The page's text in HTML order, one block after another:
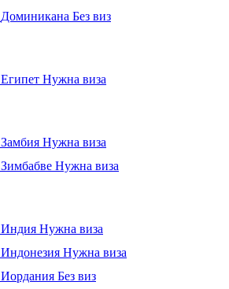
Доминикана Без виз
Египет Нужна виза
Замбия Нужна виза
Зимбабве Нужна виза
Индия Нужна виза
Индонезия Нужна виза
Иордания Без виз